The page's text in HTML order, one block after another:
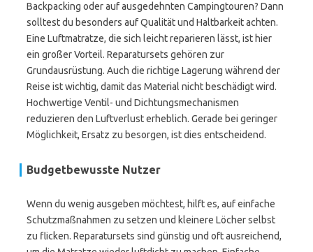
Backpacking oder auf ausgedehnten Campingtouren? Dann
solltest du besonders auf Qualität und Haltbarkeit achten.
Eine Luftmatratze, die sich leicht reparieren lässt, ist hier
ein großer Vorteil. Reparatursets gehören zur
Grundausrüstung. Auch die richtige Lagerung während der
Reise ist wichtig, damit das Material nicht beschädigt wird.
Hochwertige Ventil- und Dichtungsmechanismen
reduzieren den Luftverlust erheblich. Gerade bei geringer
Möglichkeit, Ersatz zu besorgen, ist dies entscheidend.
Budgetbewusste Nutzer
Wenn du wenig ausgeben möchtest, hilft es, auf einfache
Schutzmaßnahmen zu setzen und kleinere Löcher selbst
zu flicken. Reparatursets sind günstig und oft ausreichend,